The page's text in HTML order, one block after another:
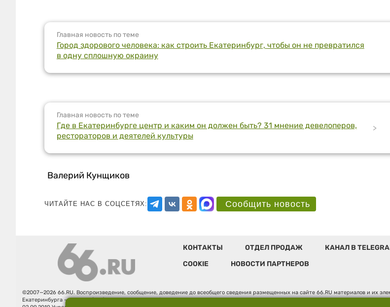
Главная новость по теме
Город здорового человека: как строить Екатеринбург, чтобы он не превратился
в одну сплошную окраину
Главная новость по теме
Где в Екатеринбурге центр и каким он должен быть? 31 мнение девелоперов,
рестораторов и деятелей культуры
>
Валерий Кунщиков
ЧИТАЙТЕ НАС В СОЦСЕТЯХ: Сообщить новость
КОНТАКТЫ ОТДЕЛ ПРОДАЖ КАНАЛ В
COOKIE
НОВОСТИ ПАРТНЕРОВ
©2007—2026 66.RU. Воспроизведение, сообщение, доведение до всеобщего сведения размещенных на сайте 66.RU материалов и их
Екатеринбурга — «66.ru» (18+) зарегистрировано Федеральной службой по надзору в сфере связи, информационных технологий и